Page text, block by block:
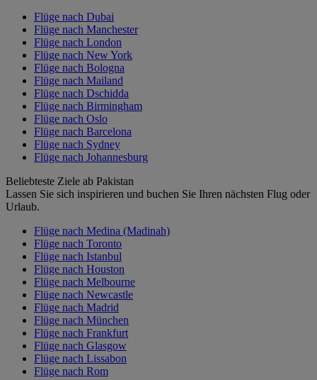
Flüge nach Dubai
Flüge nach Manchester
Flüge nach London
Flüge nach New York
Flüge nach Bologna
Flüge nach Mailand
Flüge nach Dschidda
Flüge nach Birmingham
Flüge nach Oslo
Flüge nach Barcelona
Flüge nach Sydney
Flüge nach Johannesburg
Beliebteste Ziele ab Pakistan
Lassen Sie sich inspirieren und buchen Sie Ihren nächsten Flug oder
Urlaub.
Flüge nach Medina (Madinah)
Flüge nach Toronto
Flüge nach Istanbul
Flüge nach Houston
Flüge nach Melbourne
Flüge nach Newcastle
Flüge nach Madrid
Flüge nach München
Flüge nach Frankfurt
Flüge nach Glasgow
Flüge nach Lissabon
Flüge nach Rom